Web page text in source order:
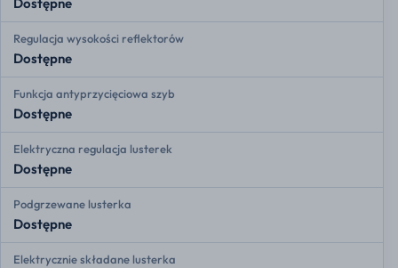
Regulacja wysokości reflektorów
Dostępne
Funkcja antyprzycięciowa szyb
Dostępne
Elektryczna regulacja lusterek
Dostępne
Podgrzewane lusterka
Dostępne
Elektrycznie składane lusterka